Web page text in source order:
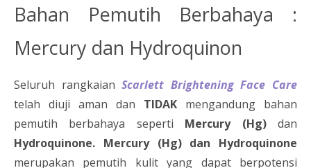
Bahan Pemutih Berbahaya :
Mercury dan Hydroquinon
Seluruh rangkaianScarlett Brightening Face Care
telah diuji aman dan TIDAK mengandung bahan
pemutih berbahaya seperti Mercury (Hg)dan
Hydroquinone. Mercury (Hg) dan Hydroquinone
merupakan pemutih kulit yang dapat berpotensi